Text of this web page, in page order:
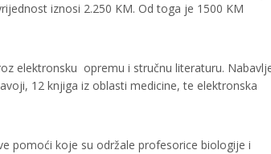
iznosi 2.250 KM. Od toga je 1500 KM
elektronsku opremu i stručnu literaturu.
12 knjiga iz oblasti medicine, te elektronska
pomoći koje su održale profesorice biologije i